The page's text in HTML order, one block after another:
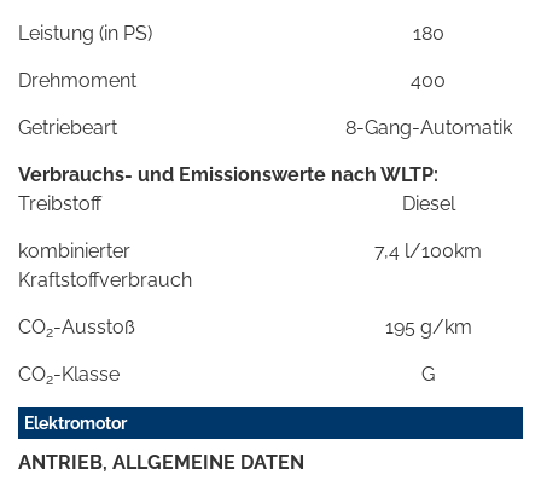
Leistung (in PS) 180
Drehmoment 400
Getriebeart 8-Gang-Automatik
Verbrauchs- und Emissionswerte nach WLTP:
Treibstoff
Diesel
kombinierter
Kraftstoffverbrauch
7,4 l/100km
CO2-Ausstoß 195 g/km
CO2-Klasse G
Elektromotor
ANTRIEB, ALLGEMEINE DATEN